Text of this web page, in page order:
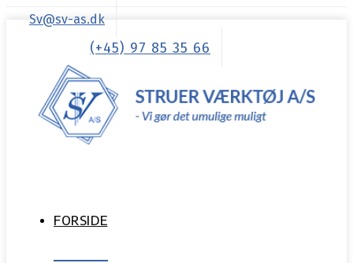
Sv@sv-as.dk
(+45) 97 85 35 66
FORSIDE